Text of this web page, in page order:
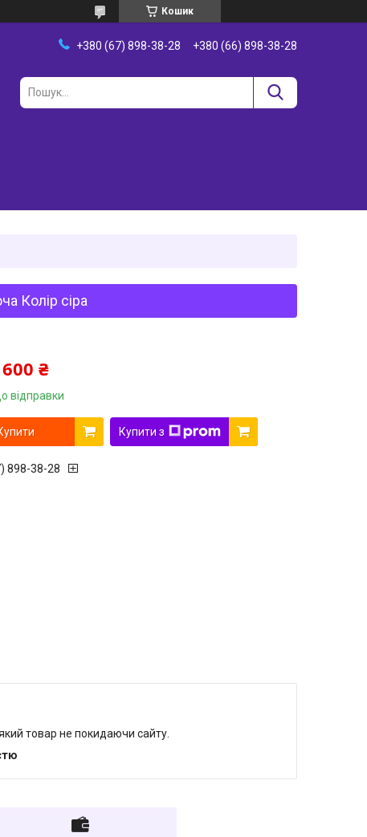
Кошик
+380 (67) 898-38-28 +380 (66) 898-38-28
Колір сiра
600 ₴
відправки
Купити з
898-38-28
товар не покидаючи сайту.